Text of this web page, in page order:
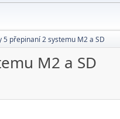
5 přepinaní 2 systemu M2 a SD
M2 a SD